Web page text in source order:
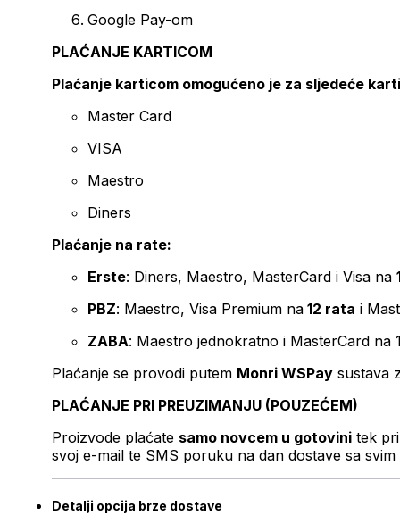
Google Pay-om
PLAĆANJE KARTICOM
Plaćanje karticom omogućeno je za sljedeće
Master Card
VISA
Maestro
Diners
Plaćanje na rate:
Erste: Diners, Maestro, MasterCard i Visa na
PBZ: Maestro, Visa Premium na 12 rata i
ZABA: Maestro jednokratno i MasterCard na
Plaćanje se provodi putem Monri WSPay sustava
PLAĆANJE PRI PREUZIMANJU (POUZEĆEM)
Proizvode plaćate samo novcem u gotovini tek
svoj e-mail te SMS poruku na dan dostave sa svim
Detalji opcija brze dostave